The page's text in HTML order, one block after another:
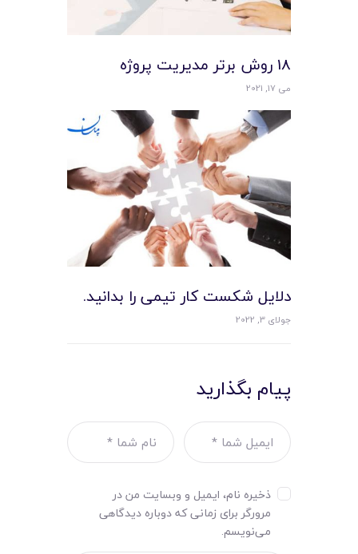
18 روش برتر مديريت پروژه
می 17, 2021
دلایل شکست کار تیمی را بدانید.
جولای 3, 2022
پیام بگذارید
ذخیره نام، ایمیل و وبسایت من در
مرورگر برای زمانی که دوباره دیدگاهی
می‌نویسم.